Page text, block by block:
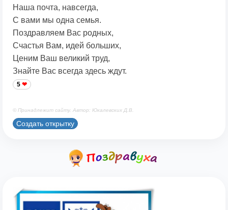
Наша почта, навсегда,
С вами мы одна семья.
Поздравляем Вас родных,
Счастья Вам, идей больших,
Ценим Ваш великий труд,
Знайте Вас всегда здесь ждут.
5
© Принадлежит сайту. Автор: Юкалевских Д.В.
Создать открытку